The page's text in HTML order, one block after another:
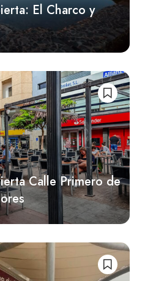
El Charco y
Calle Primero de